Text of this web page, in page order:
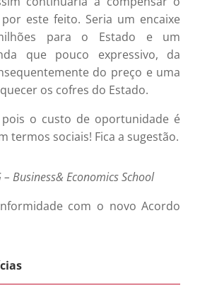
este feito. Seria um encaixe
para o Estado e um
que pouco expressivo, da
do preço e uma
os cofres do Estado.
pois o custo de oportunidade é
termos sociais! Fica a sugestão.
Business& Economics School
com o novo Acordo